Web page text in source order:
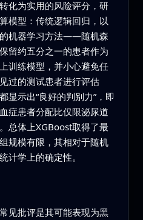
化为实用的风险评分，研
模型：传统逻辑回归，以
机器学习方法——随机森
留约五分之一的患者作为
训练模型，并小心避免任
过的测试患者进行评估
显示出“良好的判别力”，即
症患者分配比仅限泌尿道
总体上XGBoost取得了最
规模有限，其相对于随机
计学上的确定性。
见批评是其可能表现为黑